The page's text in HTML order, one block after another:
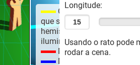
O círculo
que separa o
hemisfério
iluminado
Meio dia
Meia noite
Longitude:
Usando o rato pode
rodar a cena.